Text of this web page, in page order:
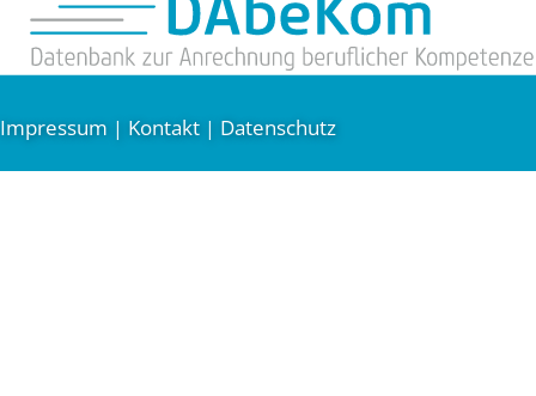
Impressum | Kontakt | Datenschutz